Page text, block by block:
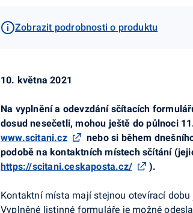
Zobrazit podrobnosti o produktu
10. května 2021
Na vyplnění a odevzdání sčítacích
dosud nesečetli, mohou ještě do půlnoci
www.scitani.cz
nebo si během
podobě na kontaktních místech sčítání
https://scitani.ceskaposta.cz/
).
Kontaktní místa mají stejnou otevírací dobu
Vyplněné listinné formuláře je možné